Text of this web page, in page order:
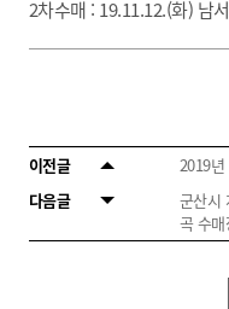
2차수매 : 19.11.12.(화) 남
이전글
2019
다음글
군산시
곡 수